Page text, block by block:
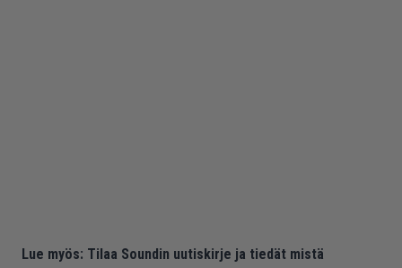
Lue myös: Tilaa Soundin uutiskirje ja tiedät mistä